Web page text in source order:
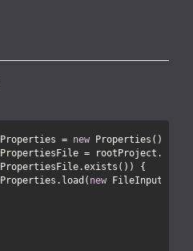
=
new
= rootProject.file(
new